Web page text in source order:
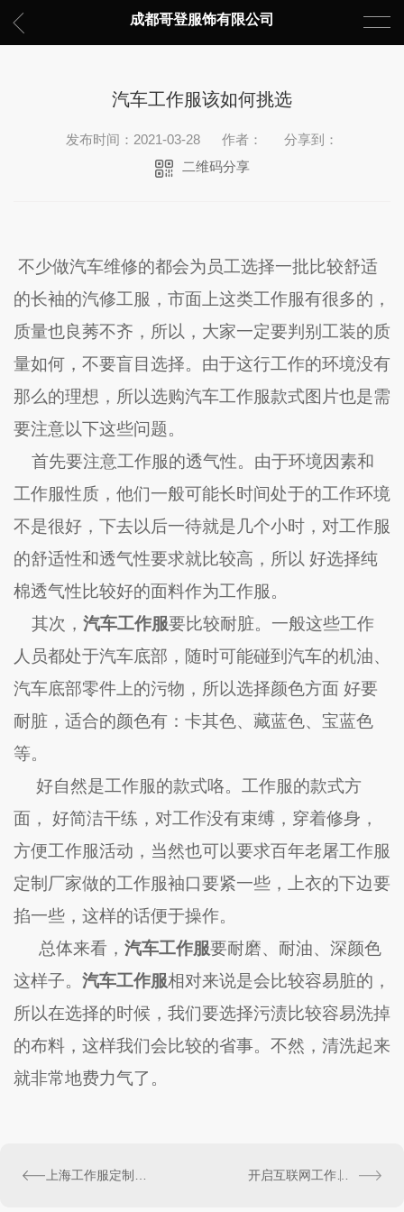
成都哥登服饰有限公司
汽车工作服该如何挑选
发布时间：2021-03-28 作者：
分享到：
二维码分享
不少做汽车维修的都会为员工选择一批比较舒适
的长袖的汽修工服，市面上这类工作服有很多的，
质量也良莠不齐，所以，大家一定要判别工装的质
量如何，不要盲目选择。由于这行工作的环境没有
那么的理想，所以选购汽车工作服款式图片也是需
要注意以下这些问题。
首先要注意工作服的透气性。由于环境因素和
工作服性质，他们一般可能长时间处于的工作环境
不是很好，下去以后一待就是几个小时，对工作服
的舒适性和透气性要求就比较高，所以 好选择纯
棉透气性比较好的面料作为工作服。
其次， 汽车工作服要比较耐脏。一般这些工作
人员都处于汽车底部，随时可能碰到汽车的机油、
汽车底部零件上的污物，所以选择颜色方面 好要
耐脏，适合的颜色有：卡其色、藏蓝色、宝蓝色
等。
好自然是工作服的款式咯。工作服的款式方
面， 好简洁干练，对工作没有束缚，穿着修身，
方便工作服活动，当然也可以要求百年老屠工作服
定制厂家做的工作服袖口要紧一些，上衣的下边要
掐一些，这样的话便于操作。
总体来看， 汽车工作服要耐磨、耐油、深颜色
这样子。 汽车工作服相对来说是会比较容易脏的，
所以在选择的时候，我们要选择污渍比较容易洗掉
的布料，这样我们会比较的省事。不然，清洗起来
就非常地费力气了。